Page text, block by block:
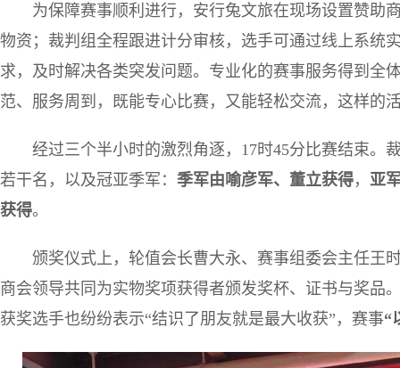
为保障赛事顺利进行，安行兔文旅在现场设置赞助
物资；裁判组全程跟进计分审核，选手可通过线上系统
求，及时解决各类突发问题。专业化的赛事服务得到全
范、服务周到，既能专心比赛，又能轻松交流，这样的
经过三个半小时的激烈角逐，17时45分比赛结束。
若干名，以及冠亚季军： 季军由喻彦军、董立获得， 亚
获得。
颁奖仪式上，轮值会长曹大永、赛事组委会主任王
商会领导共同为实物奖项获得者颁发奖杯、证书与奖品
获奖选手也纷纷表示“结识了朋友就是最大收获”，赛事“